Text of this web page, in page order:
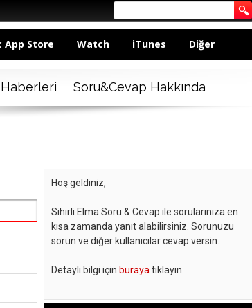
App Store Watch iTunes Diğer
Soru&Cevap Hakkında
Hoş geldiniz,
Sihirli Elma Soru & Cevap ile sorularınıza en
kısa zamanda yanıt alabilirsiniz. Sorunuzu
sorun ve diğer kullanıcılar cevap versin.
Detaylı bilgi için buraya tıklayın.